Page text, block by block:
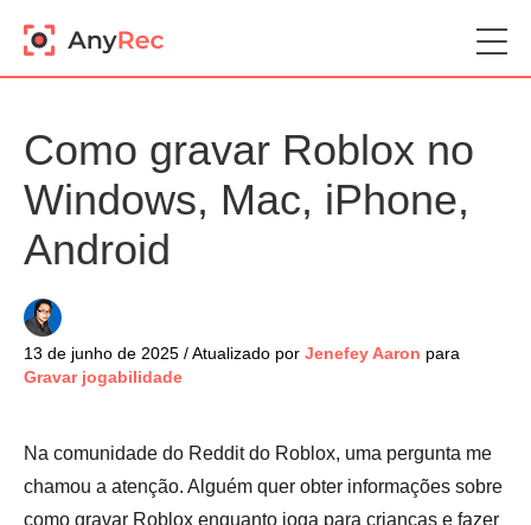
Como gravar Roblox no
Windows, Mac, iPhone,
Android
13 de junho de 2025 / Atualizado por Jenefey Aaron para
Gravar jogabilidade
Na comunidade do Reddit do Roblox, uma pergunta me
chamou a atenção. Alguém quer obter informações sobre
como gravar Roblox enquanto joga para crianças e fazer